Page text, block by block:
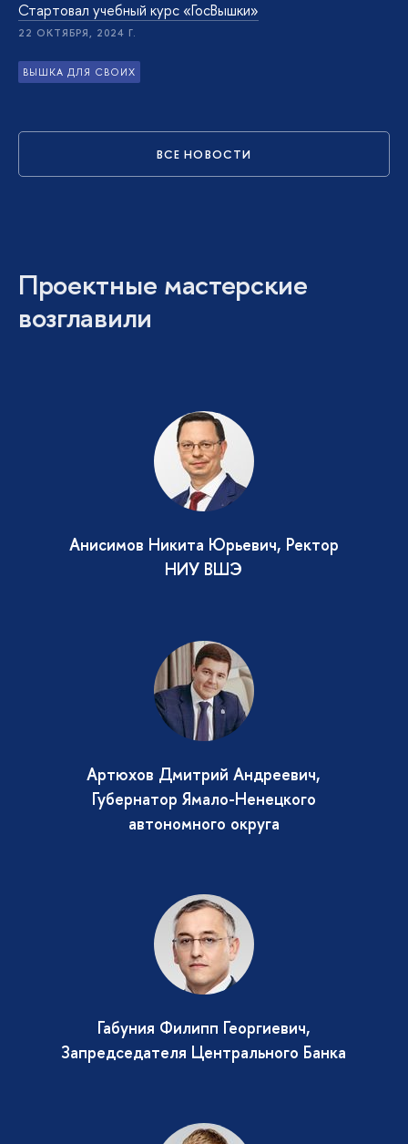
Стартовал учебный курс «ГосВышки»
22 ОКТЯБРЯ, 2024 Г.
ВЫШКА ДЛЯ СВОИХ
ВСЕ НОВОСТИ
Проектные мастерские
возглавили
Анисимов Никита Юрьевич, Ректор
НИУ ВШЭ
Артюхов Дмитрий Андреевич,
Губернатор Ямало-Ненецкого
автономного округа
Габуния Филипп Георгиевич,
Запредседателя Центрального Банка